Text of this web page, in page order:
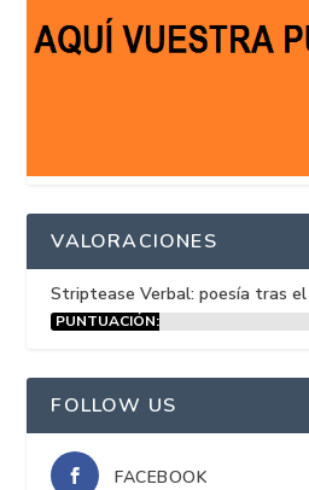
VALORACIONES
Striptease Verbal: poesía tras el
PUNTUACIÓN:
FOLLOW US
FACEBOOK